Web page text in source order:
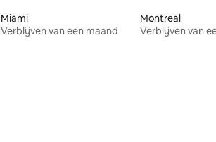
Miami
Verblijven van een maand
Montreal
Verblijven van